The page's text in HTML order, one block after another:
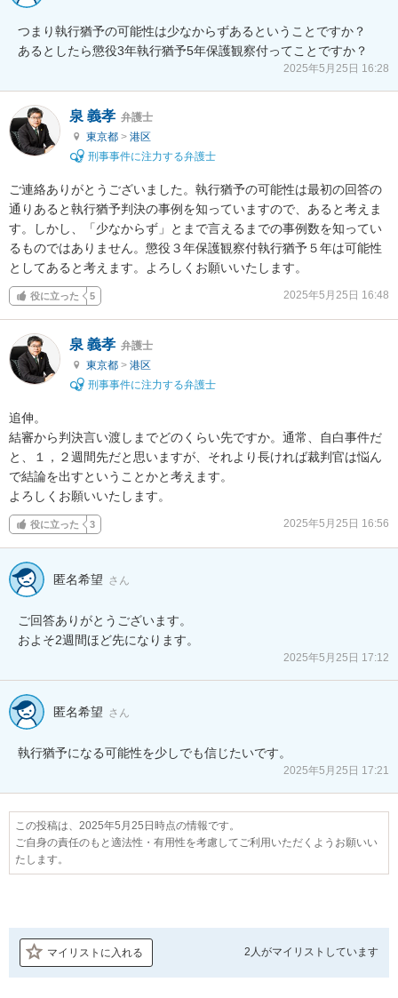
つまり執行猶予の可能性は少なからずあるということですか？
あるとしたら懲役3年執行猶予5年保護観察付ってことですか？
2025年5月25日 16:28
泉 義孝 弁護士
東京都 > 港区
刑事事件に注力する弁護士
ご連絡ありがとうございました。執行猶予の可能性は最初の回答の
通りあると執行猶予判決の事例を知っていますので、あると考えま
す。しかし、「少なからず」とまで言えるまでの事例数を知ってい
るものではありません。懲役３年保護観察付執行猶予５年は可能性
としてあると考えます。よろしくお願いいたします。
役に立った 5 2025年5月25日 16:48
泉 義孝 弁護士
東京都 > 港区
刑事事件に注力する弁護士
追伸。
結審から判決言い渡しまでどのくらい先ですか。通常、自白事件だ
と、１，２週間先だと思いますが、それより長ければ裁判官は悩ん
で結論を出すということかと考えます。
よろしくお願いいたします。
役に立った 3 2025年5月25日 16:56
匿名希望 さん
ご回答ありがとうございます。
およそ2週間ほど先になります。
2025年5月25日 17:12
匿名希望 さん
執行猶予になる可能性を少しでも信じたいです。
2025年5月25日 17:21
この投稿は、2025年5月25日時点の情報です。
ご自身の責任のもと適法性・有用性を考慮してご利用いただくようお願いい
たします。
マイリストに入れる 2人がマイリストしています